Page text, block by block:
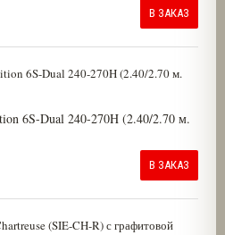
В ЗАКАЗ
6S-Dual 240-270H (2.40/2.70 м.
В ЗАКАЗ